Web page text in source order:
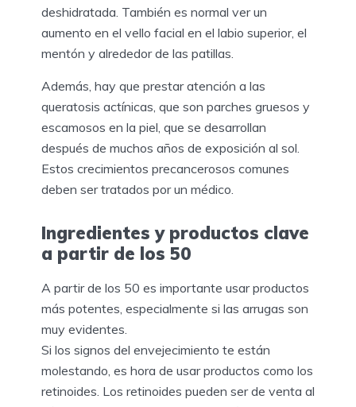
deshidratada. También es normal ver un
aumento en el vello facial en el labio superior, el
mentón y alrededor de las patillas.
Además, hay que prestar atención a las
queratosis actínicas, que son parches gruesos y
escamosos en la piel, que se desarrollan
después de muchos años de exposición al sol.
Estos crecimientos precancerosos comunes
deben ser tratados por un médico.
Ingredientes y productos clave
a partir de los 50
A partir de los 50 es importante usar productos
más potentes, especialmente si las arrugas son
muy evidentes.
Si los signos del envejecimiento te están
molestando, es hora de usar productos como los
retinoides. Los retinoides pueden ser de venta al